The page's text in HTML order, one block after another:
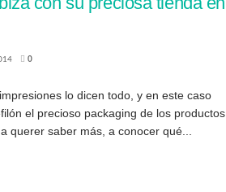
0
lo dicen todo, y en este caso
el precioso packaging de los productos
querer saber más, a conocer qué...